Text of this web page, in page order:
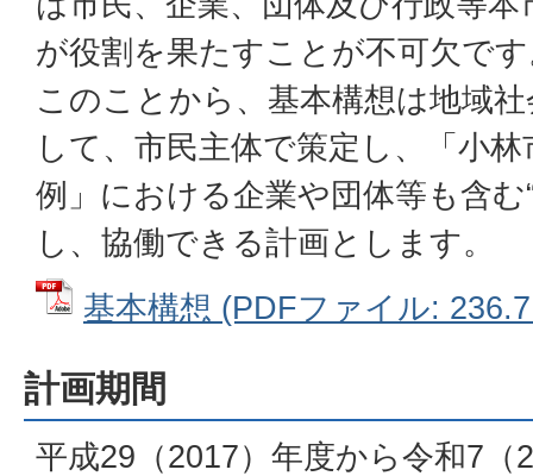
が役割を果たすことが不可欠で
このことから、基本構想は地域
して、市民主体で策定し、「小
例」における企業や団体等も含む
し、協働できる計画とします。
基本構想 (PDFファイル:
計画期間
平成29（2017）年度から令和7（